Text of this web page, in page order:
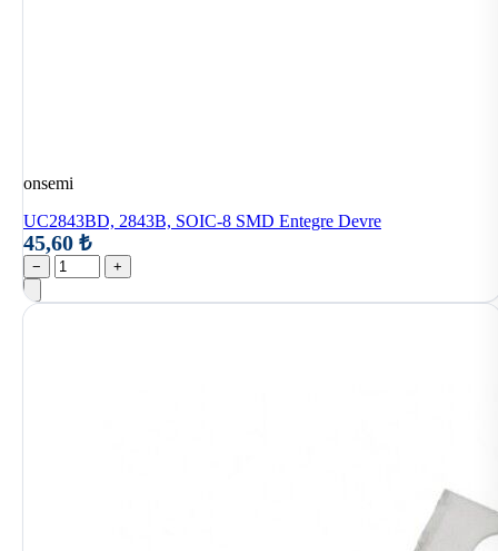
onsemi
UC2843BD, 2843B, SOIC-8 SMD Entegre Devre
45,60 ₺
− +